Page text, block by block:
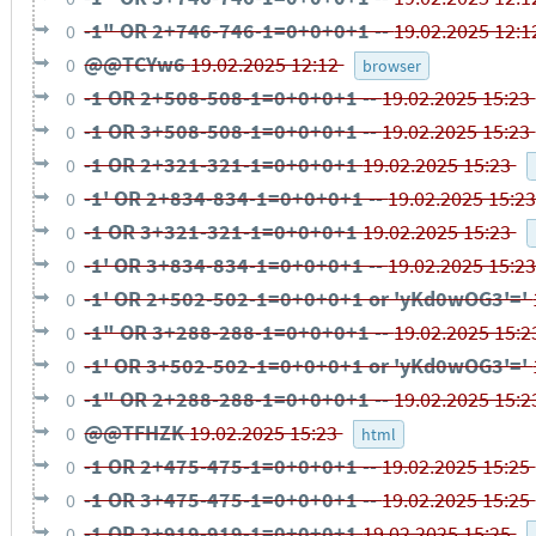
0 -1" OR 2+746-746-1=0+0+0+1 --19.02.2025
0 @@TCYw619.02.2025 12:12 browser
0 -1 OR 2+508-508-1=0+0+0+1 --19.02.2025 15:23
0 -1 OR 3+508-508-1=0+0+0+1 --19.02.2025 15:23
0 -1 OR 2+321-321-1=0+0+0+119.02.2025 15:23
0 -1' OR 2+834-834-1=0+0+0+1 --19.02.2025
0 -1 OR 3+321-321-1=0+0+0+119.02.2025 15:23
0 -1' OR 3+834-834-1=0+0+0+1 --19.02.2025
0 -1' OR 2+502-502-1=0+0+0+1 or 'yKd0wOG3'='
0 -1" OR 3+288-288-1=0+0+0+1 --19.02.2025
0 -1' OR 3+502-502-1=0+0+0+1 or 'yKd0wOG3'='
0 -1" OR 2+288-288-1=0+0+0+1 --19.02.2025
0 @@TFHZK19.02.2025 15:23 html
0 -1 OR 2+475-475-1=0+0+0+1 --19.02.2025 15:25
0 -1 OR 3+475-475-1=0+0+0+1 --19.02.2025 15:25